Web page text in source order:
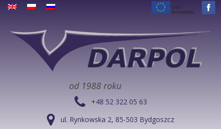
od 1988 roku
+48 52 322 05 63
ul. Rynkowska 2, 85-503 Bydgoszcz